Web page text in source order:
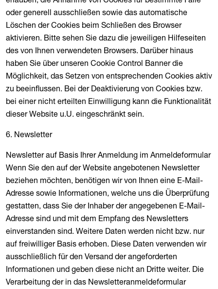
oder generell ausschließen sowie das automatische
Löschen der Cookies beim Schließen des Browser
aktivieren. Bitte sehen Sie dazu die jeweiligen Hilfeseiten
des von Ihnen verwendeten Browsers. Darüber hinaus
haben Sie über unseren Cookie Control Banner die
Möglichkeit, das Setzen von entsprechenden Cookies aktiv
zu beeinflussen. Bei der Deaktivierung von Cookies bzw.
bei einer nicht erteilten Einwilligung kann die Funktionalität
dieser Website u.U. eingeschränkt sein.
6. Newsletter
Newsletter auf Basis Ihrer Anmeldung im Anmeldeformular
Wenn Sie den auf der Website angebotenen Newsletter
beziehen möchten, benötigen wir von Ihnen eine E-Mail-
Adresse sowie Informationen, welche uns die Überprüfung
gestatten, dass Sie der Inhaber der angegebenen E-Mail-
Adresse sind und mit dem Empfang des Newsletters
einverstanden sind. Weitere Daten werden nicht bzw. nur
auf freiwilliger Basis erhoben. Diese Daten verwenden wir
ausschließlich für den Versand der angeforderten
Informationen und geben diese nicht an Dritte weiter. Die
Verarbeitung der in das Newsletteranmeldeformular